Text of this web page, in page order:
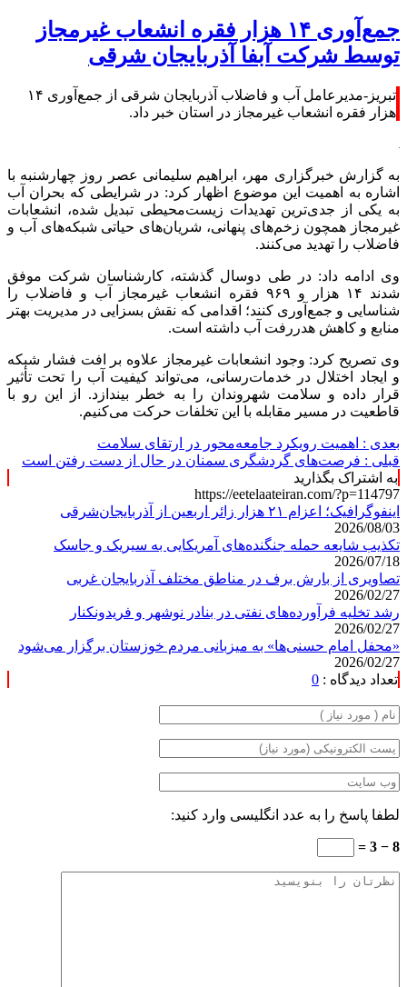
جمع‌آوری ۱۴ هزار فقره انشعاب غیرمجاز
توسط شرکت آبفا آذربایجان شرقی
تبریز-مدیرعامل آب و فاضلاب آذربایجان شرقی از جمع‌آوری ۱۴
هزار فقره انشعاب غیرمجاز در استان خبر داد.
به گزارش خبرگزاری مهر، ابراهیم سلیمانی عصر روز چهارشنبه با
اشاره به اهمیت این موضوع اظهار کرد: در شرایطی که بحران آب
به یکی از جدی‌ترین تهدیدات زیست‌محیطی تبدیل شده، انشعابات
غیرمجاز همچون زخم‌های پنهانی، شریان‌های حیاتی شبکه‌های آب و
فاضلاب را تهدید می‌کنند.
وی ادامه داد: در طی دوسال گذشته، کارشناسان شرکت موفق
شدند ۱۴ هزار و ۹۶۹ فقره انشعاب غیرمجاز آب و فاضلاب را
شناسایی و جمع‌آوری کنند؛ اقدامی که نقش بسزایی در مدیریت بهتر
منابع و کاهش هدررفت آب داشته است.
وی تصریح کرد: وجود انشعابات غیرمجاز علاوه بر افت فشار شبکه
و ایجاد اختلال در خدمات‌رسانی، می‌تواند کیفیت آب را تحت تأثیر
قرار داده و سلامت شهروندان را به خطر بیندازد. از این رو با
قاطعیت در مسیر مقابله با این تخلفات حرکت می‌کنیم.
بعدی : اهمیت رویکرد جامعه‌محور در ارتقای سلامت
قبلی : فرصت‌های گردشگری سمنان در حال از دست رفتن است
به اشتراک بگذارید
https://eetelaateiran.com/?p=114797
اینفوگرافیک؛ اعزام ۲۱ هزار زائر اربعین از آذربایجان‌شرقی
2026/08/03
تکذیب شایعه حمله جنگنده‌های آمریکایی به سیریک و جاسک
2026/07/18
تصاویری از بارش برف در مناطق مختلف آذربایجان غربی
2026/02/27
رشد تخلیه فرآورده‌های نفتی در بنادر نوشهر و فریدونکنار
2026/02/27
«محفل امام حسنی‌ها» به میزبانی مردم خوزستان برگزار می‌شود
2026/02/27
تعداد دیدگاه : 0
لطفا پاسخ را به عدد انگلیسی وارد کنید:
8 − 3 =